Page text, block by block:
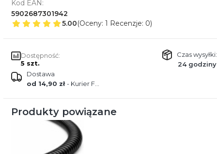
Kod EAN:
5902687301942
5.00(Oceny: 1 Recenzje: 0)
Dostępność:
5 szt.
Czas wysyłki:
24 godziny
Dostawa
od 14,90 zł- Kurier FEDEX
Produkty powiązane